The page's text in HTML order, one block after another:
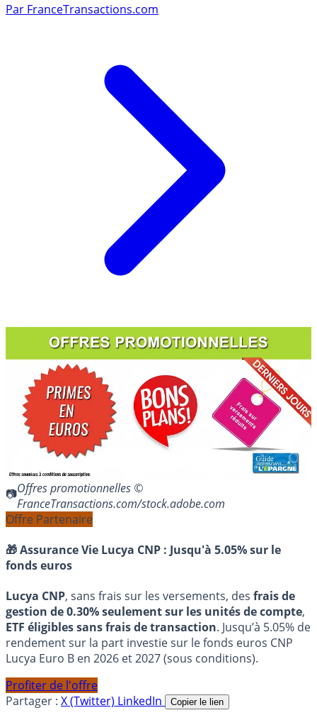
Par FranceTransactions.com
Offres promotionnelles ©
FranceTransactions.com/stock.adobe.com
Offre Partenaire
🎁 Assurance Vie Lucya CNP : Jusqu'à 5.05% sur le
fonds euros
Lucya CNP, sans frais sur les versements, des frais de
gestion de 0.30% seulement sur les unités de compte,
ETF éligibles sans frais de transaction. Jusqu’à 5.05% de
rendement sur la part investie sur le fonds euros CNP
Lucya Euro B en 2026 et 2027 (sous conditions).
Profiter de l'offre
Partager : X (Twitter) LinkedIn Copier le lien